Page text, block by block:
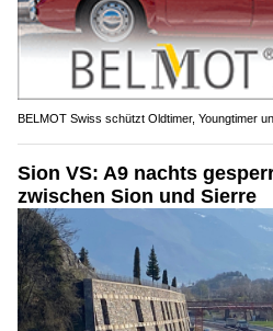
BELMOT Swiss schützt Oldtimer, Youngtimer
Sion VS: A9 nachts
zwischen Sion und Sierre